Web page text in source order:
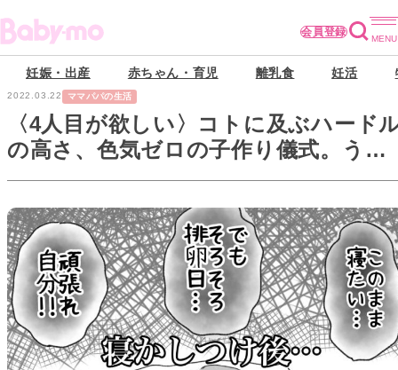
会員登録
妊娠・出産 赤ちゃん・育児 離乳食 妊活
2022.03.22 ママパパの生活
〈4人目が欲しい〉コトに及ぶハード
の高さ、色気ゼロの子作り儀式。うま
くコトをいたせても…【第7話】